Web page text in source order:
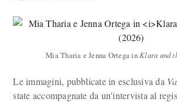
Mia Tharia e Jenna Ortega inKlara and
Le immagini, pubblicate in esclusiva da
state accompagnate da un'intervista al